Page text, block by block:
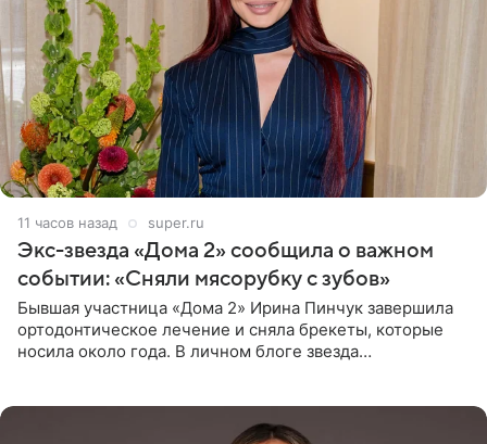
11 часов назад super.ru
Экс-звезда «Дома 2» сообщила о важном
событии: «Сняли мясорубку с зубов»
Бывшая участница «Дома 2» Ирина Пинчук завершила
ортодонтическое лечение и сняла брекеты, которые
носила около года. В личном блоге звезда